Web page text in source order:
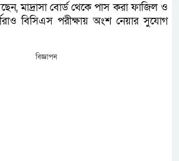
মাদ্রাসা বোর্ড থেকে পাস করা ফাজিল ও
বিসিএস পরীক্ষায় অংশ নেয়ার সুযোগ
বিজ্ঞাপন